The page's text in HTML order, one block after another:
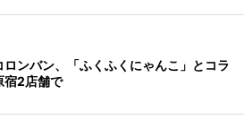
ロンバン、「ふくふくにゃんこ」とコラ
2店舗で